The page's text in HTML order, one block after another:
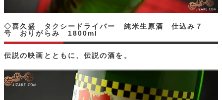
伝説の映画とともに、伝説の酒を。
◇喜久盛 タクシードライバー 純米生原酒 仕込み７
号 おりがらみ 1800ml